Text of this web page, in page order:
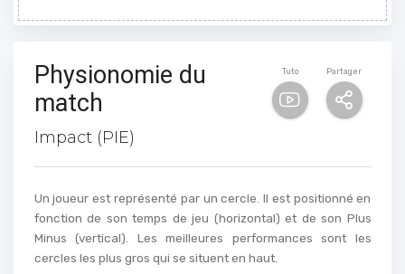
Partager
Tuto
Physionomie du
match
Impact (PIE)
Un joueur est représenté par un cercle. Il est positionné en
fonction de son temps de jeu (horizontal) et de son Plus
Minus (vertical). Les meilleures performances sont les
cercles les plus gros qui se situent en haut.